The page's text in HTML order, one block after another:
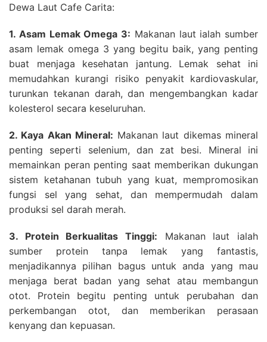
Dewa Laut Cafe Carita:
1. Asam Lemak Omega 3: Makanan laut ialah sumber
asam lemak omega 3 yang begitu baik, yang penting
buat menjaga kesehatan jantung. Lemak sehat ini
memudahkan kurangi risiko penyakit kardiovaskular,
turunkan tekanan darah, dan mengembangkan kadar
kolesterol secara keseluruhan.
2. Kaya Akan Mineral: Makanan laut dikemas mineral
penting seperti selenium, dan zat besi. Mineral ini
memainkan peran penting saat memberikan dukungan
sistem ketahanan tubuh yang kuat, mempromosikan
fungsi sel yang sehat, dan mempermudah dalam
produksi sel darah merah.
3. Protein Berkualitas Tinggi: Makanan laut ialah
sumber protein tanpa lemak yang fantastis,
menjadikannya pilihan bagus untuk anda yang mau
menjaga berat badan yang sehat atau membangun
otot. Protein begitu penting untuk perubahan dan
perkembangan otot, dan memberikan perasaan
kenyang dan kepuasan.